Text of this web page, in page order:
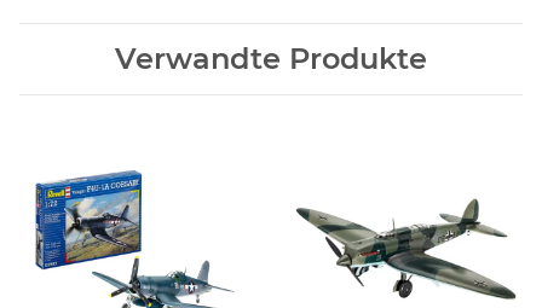
Verwandte Produkte